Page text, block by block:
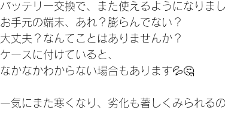
バッテリー交換で、また使えるようになりま
お手元の端末、あれ？膨らんでない？
大丈夫？なんてことはありませんか？
ケースに付けていると、
なかなかわからない場合もあります💦🤔
一気にまた寒くなり、劣化も著しくみられる